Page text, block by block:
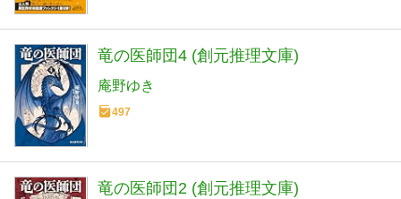
竜の医師団4 (創元推理文庫)
庵野ゆき
497
竜の医師団2 (創元推理文庫)